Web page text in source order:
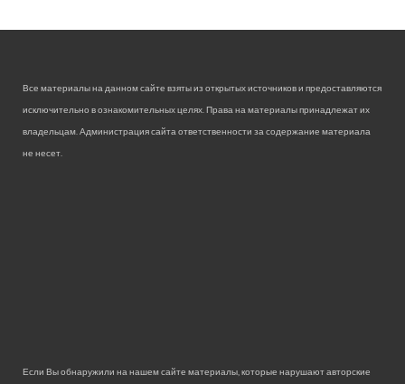
Все материалы на данном сайте взяты из открытых источников и предоставляются
исключительно в ознакомительных целях. Права на материалы принадлежат их
владельцам. Администрация сайта ответственности за содержание материала
не несет.
Если Вы обнаружили на нашем сайте материалы, которые нарушают авторские